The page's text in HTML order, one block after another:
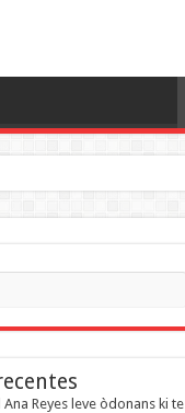
Ana Reyes leve òdonans ki te